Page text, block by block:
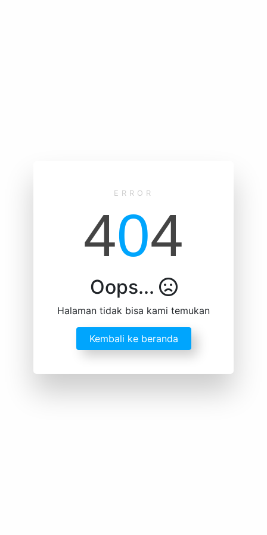
ERROR
404
Oops...
Halaman tidak bisa kami temukan
Kembali ke beranda